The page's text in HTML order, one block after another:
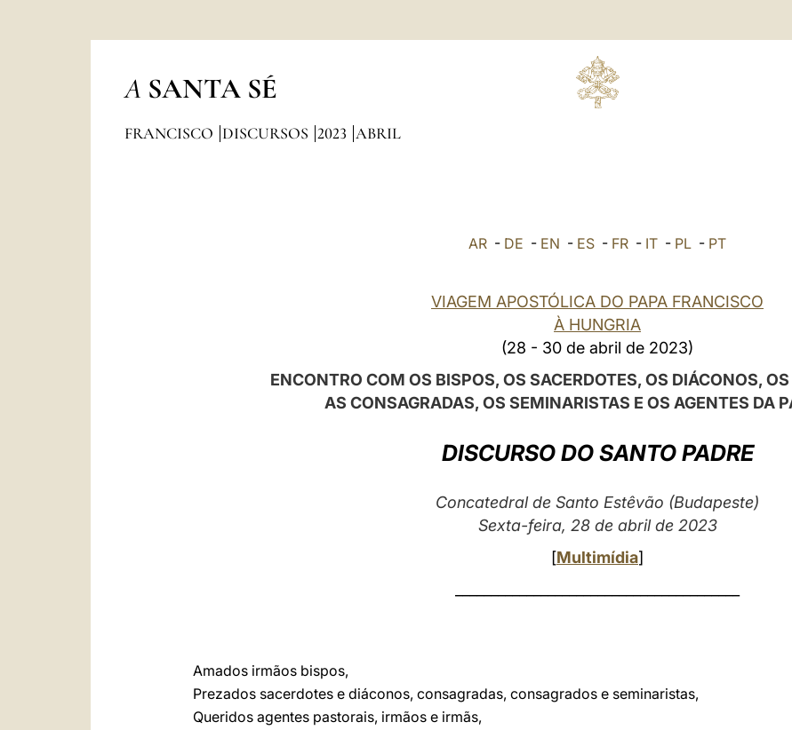
A SANTA SÉ
FRANCISCO DISCURSOS 2023 ABRIL
AR - DE - EN - ES - FR - IT - PL - PT
VIAGEM APOSTÓLICA DO PAPA FRANCISCO
À HUNGRIA
(28 - 30 de abril de 2023)
ENCONTRO COM OS BISPOS, OS SACERDOTES, OS DIÁCONOS,
AS CONSAGRADAS, OS SEMINARISTAS E OS AGENTES DA
DISCURSO DO SANTO PADRE
Concatedral de Santo Estêvão (Budapeste)
Sexta-feira, 28 de abril de 2023
[Multimídia]
Amados irmãos bispos,
Prezados sacerdotes e diáconos, consagradas, consagrados e seminaristas,
Queridos agentes pastorais, irmãos e irmãs,